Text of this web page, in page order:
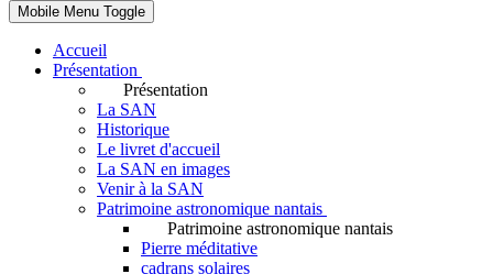
Mobile Menu Toggle
Accueil
Présentation
Présentation
La SAN
Historique
Le livret d'accueil
La SAN en images
Venir à la SAN
Patrimoine astronomique nantais
Patrimoine astronomique nantais
Pierre méditative
cadrans solaires